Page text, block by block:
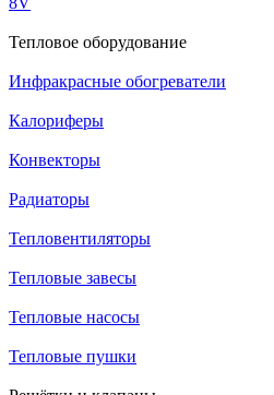
Тепловое оборудование
Инфракрасные обогреватели
Калориферы
Конвекторы
Радиаторы
Тепловентиляторы
Тепловые завесы
Тепловые насосы
Тепловые пушки